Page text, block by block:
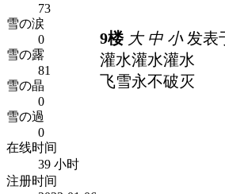
73
雪の涙
0
雪の露
81
雪の晶
0
雪の過
0
在线时间
39 小时
注册时间
9楼 大 中 小发表
灌水灌水灌水
飞雪永不破灭